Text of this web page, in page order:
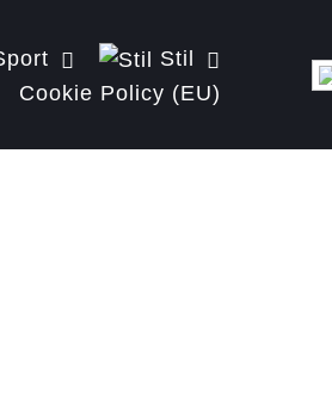
Stil
Cookie Policy (EU)